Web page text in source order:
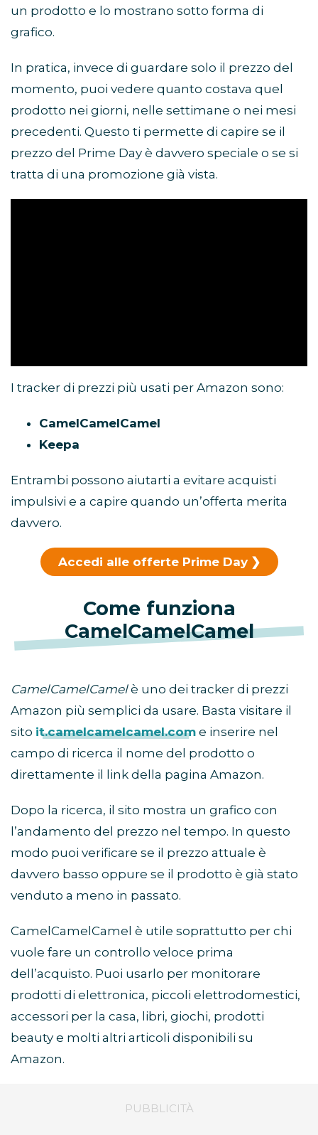
un prodotto e lo mostrano sotto forma di
grafico.
In pratica, invece di guardare solo il prezzo del
momento, puoi vedere quanto costava quel
prodotto nei giorni, nelle settimane o nei mesi
precedenti. Questo ti permette di capire se il
prezzo del Prime Day è davvero speciale o se si
tratta di una promozione già vista.
I tracker di prezzi più usati per Amazon sono:
CamelCamelCamel
Keepa
Entrambi possono aiutarti a evitare acquisti
impulsivi e a capire quando un’offerta merita
davvero.
Accedi alle offerte Prime Day
Come funziona
CamelCamelCamel
CamelCamelCamelè uno dei tracker di prezzi
Amazon più semplici da usare. Basta visitare il
sito it.camelcamelcamel.com e inserire nel
campo di ricerca il nome del prodotto o
direttamente il link della pagina Amazon.
Dopo la ricerca, il sito mostra un grafico con
l’andamento del prezzo nel tempo. In questo
modo puoi verificare se il prezzo attuale è
davvero basso oppure se il prodotto è già stato
venduto a meno in passato.
CamelCamelCamel è utile soprattutto per chi
vuole fare un controllo veloce prima
dell’acquisto. Puoi usarlo per monitorare
prodotti di elettronica, piccoli elettrodomestici,
accessori per la casa, libri, giochi, prodotti
beauty e molti altri articoli disponibili su
Amazon.